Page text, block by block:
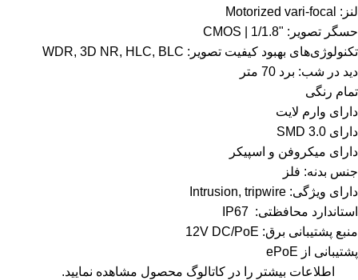
لنز: Motorized vari-focal
حسگر تصویر: "1/1.8 | CMOS
تکنولوژی‌های بهبود کیفیت تصویر: WDR, 3D NR, HLC, BLC
دید در شب: برد 70 متر
تمام رنگی
دارای وارم لایت
دارای SMD 3.0
دارای میکروفن و اسپیکر
جنس بدنه: فلز
دارای ویژگی: Intrusion, tripwire
استاندارد محافظتی: IP67
منبع پشتیبانی برق: 12V DC/PoE
پشتیبانی از ePoE
اطلاعات بیشتر را در کاتالوگ محصول مشاهده نمایید.